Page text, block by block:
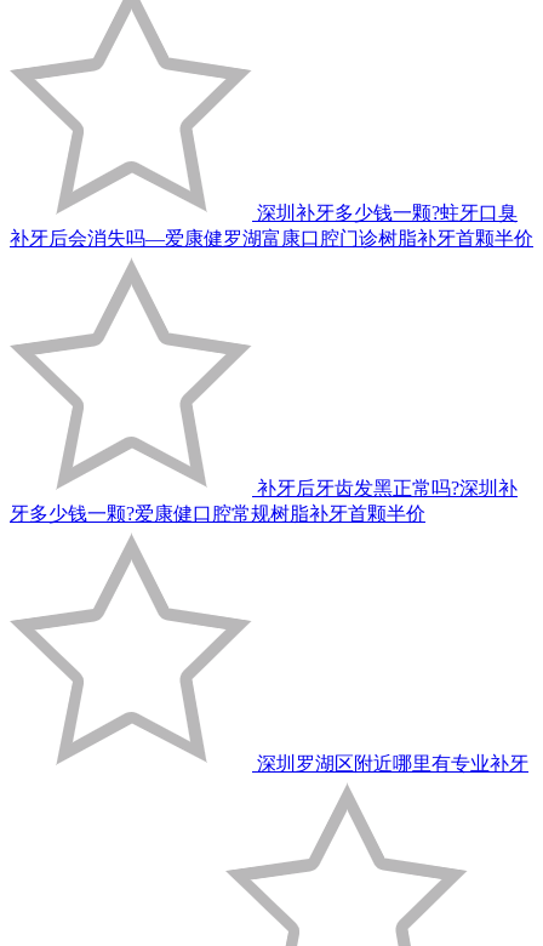
深圳补牙多少钱一颗?蛀牙口臭
补牙后会消失吗—爱康健罗湖富康口腔门诊树脂补牙首颗半价
补牙后牙齿发黑正常吗?深圳补
牙多少钱一颗?爱康健口腔常规树脂补牙首颗半价
深圳罗湖区附近哪里有专业补牙